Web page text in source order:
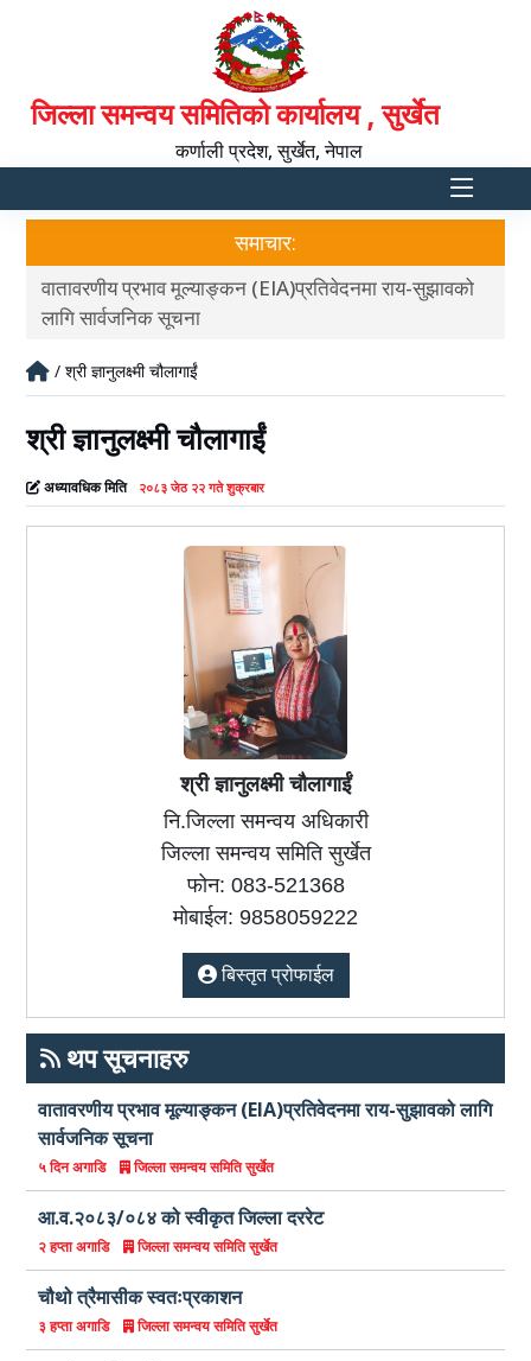
जिल्ला समन्वय समितिको कार्यालय , सुर्खेत
कर्णाली प्रदेश, सुर्खेत, नेपाल
समाचार:
वातावरणीय प्रभाव मूल्याङ्कन (EIA)प्रतिवेदनमा राय-सुझावको
लागि सार्वजनिक सूचना
/ श्री ज्ञानुलक्ष्मी चौलागाईं
श्री ज्ञानुलक्ष्मी चौलागाईं
अध्यावधिक मिति २०८३ जेठ २२ गते शुक्रबार
श्री ज्ञानुलक्ष्मी चौलागाईं
नि.जिल्ला समन्वय अधिकारी
जिल्ला समन्वय समिति सुर्खेत
फोन: 083-521368
मोबाईल: 9858059222
बिस्तृत प्रोफाईल
थप सूचनाहरु
वातावरणीय प्रभाव मूल्याङ्कन (EIA)प्रतिवेदनमा राय-सुझावको लागि
सार्वजनिक सूचना
५ दिन अगाडि जिल्ला समन्वय समिति सुर्खेत
आ.व.२०८३/०८४ को स्वीकृत जिल्ला दररेट
२ हप्ता अगाडि जिल्ला समन्वय समिति सुर्खेत
चौथो त्रैमासीक स्वतःप्रकाशन
३ हप्ता अगाडि जिल्ला समन्वय समिति सुर्खेत